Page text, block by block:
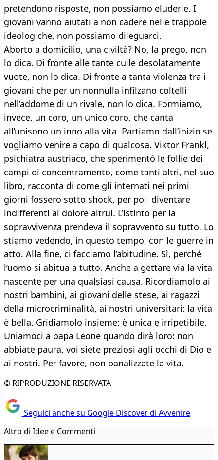
pretendono risposte, non possiamo eluderle. I
giovani vanno aiutati a non cadere nelle trappole
ideologiche, non possiamo dileguarci.
Aborto a domicilio, una civiltà? No, la prego, non
lo dica. Di fronte alle tante culle desolatamente
vuote, non lo dica. Di fronte a tanta violenza tra i
giovani che per un nonnulla infilzano coltelli
nell’addome di un rivale, non lo dica. Formiamo,
invece, un coro, un unico coro, che canta
all’unisono un inno alla vita. Partiamo dall’inizio se
vogliamo venire a capo di qualcosa. Viktor Frankl,
psichiatra austriaco, che sperimentò le follie dei
campi di concentramento, come tanti altri, nel suo
libro, racconta di come gli internati nei primi
giorni fossero sotto shock, per poi diventare
indifferenti al dolore altrui. L’istinto per la
sopravvivenza prendeva il sopravvento su tutto. Lo
stiamo vedendo, in questo tempo, con le guerre in
atto. Alla fine, ci facciamo l’abitudine. Sì, perché
l’uomo si abitua a tutto. Anche a gettare via la vita
nascente per una qualsiasi causa. Ricordiamolo ai
nostri bambini, ai giovani delle stese, ai ragazzi
della microcriminalità, ai nostri universitari: la vita
è bella. Gridiamolo insieme: è unica e irripetibile.
Uniamoci a papa Leone quando dirà loro: non
abbiate paura, voi siete preziosi agli occhi di Dio e
ai nostri. Per favore, non banalizzate la vita.
© RIPRODUZIONE RISERVATA
Seguici anche su Google Discover di Avvenire
Altro di Idee e Commenti